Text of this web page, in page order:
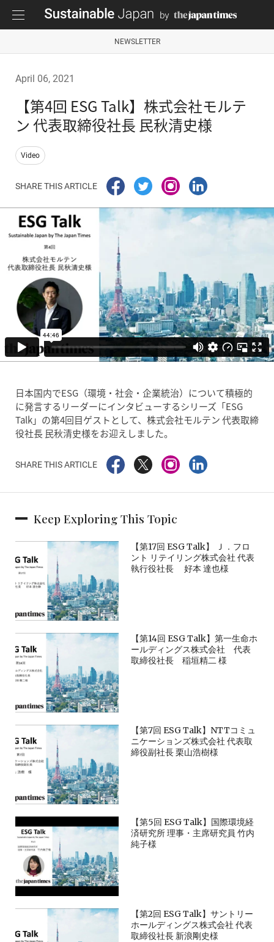
NEWSLETTER
April 06, 2021
【第4回 ESG Talk】株式会社モルテ
ン 代表取締役社長 民秋清史様
Video
SHARE THIS ARTICLE
日本国内でESG（環境・社会・企業統治）について積極的
に発言するリーダーにインタビューするシリーズ「ESG
Talk」の第4回目ゲストとして、株式会社モルテン 代表取締
役社長 民秋清史様をお迎えしました。
SHARE THIS ARTICLE
Keep Exploring This Topic
【第17回 ESG Talk】 Ｊ．フロ
ント リテイリング株式会社 代表
執行役社長 好本 達也様
【第14回 ESG Talk】第一生命ホ
ールディングス株式会社 代表
取締役社長 稲垣精二 様
【第7回 ESG Talk】NTTコミュ
ニケーションズ株式会社 代表取
締役副社長 栗山浩樹様
【第5回 ESG Talk】国際環境経
済研究所 理事・主席研究員 竹内
純子様
【第2回 ESG Talk】サントリー
ホールディングス株式会社 代表
取締役社長 新浪剛史様